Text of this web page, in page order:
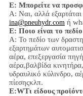
Ε: Μπορείτε να
Α: Ναι, αλλά
ina@pneuhydr.com ή
Ε: Ποιο είναι το
Α: Το πεδίο των
εξαρτημάτων
αέρα, επεξεργασία
αέρα,βαλβίδα κινητήρα,
υδραυλικό κύλινδρο,
πίεσηςκλπ.
Ε:WΤι είδους